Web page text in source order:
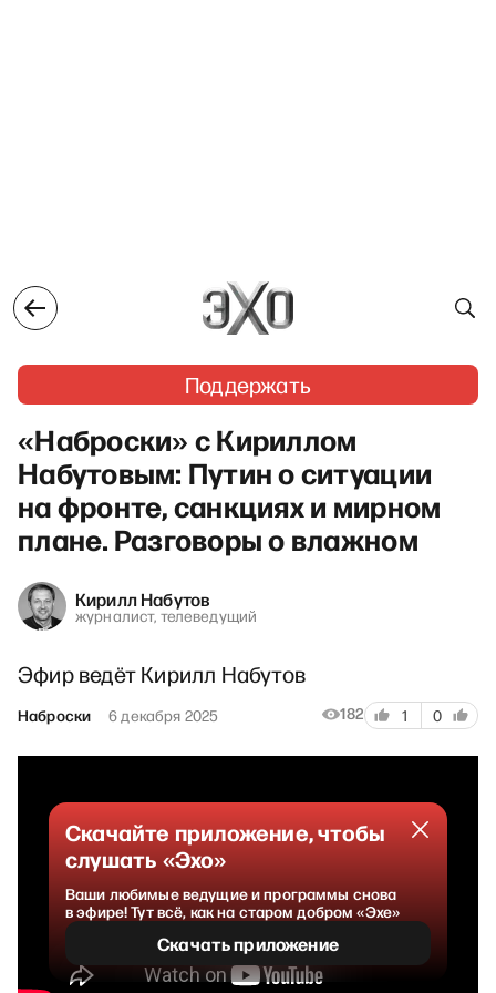
Поддержать
«Наброски» с Кириллом
Набутовым: Путин о ситуации
на фронте, санкциях и мирном
плане. Разговоры о влажном
Кирилл Набутов
журналист, телеведущий
Эфир ведёт Кирилл Набутов
Наброски 6 декабря 2025 182 1 0
Скачайте приложение, чтобы
слушать «Эхо»
Ваши любимые ведущие и программы снова
в эфире! Тут всё, как на старом добром «Эхе»
Скачать приложение